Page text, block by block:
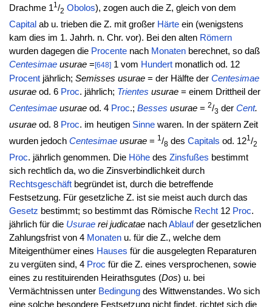
Drachme 11/2 Obolos), zogen auch die Z, gleich von dem
Capital ab u. trieben die Z. mit großer Härteein (wenigstens
kam dies im 1. Jahrh. n. Chr. vor). Bei den alten Römern
wurden dagegen die Procentenach Monatenberechnet, so daß
Centesimaeusurae= [648]1 vom Hundertmonatlich od. 12
Procentjährlich; Semisses usurae= der Hälfte der Centesimae
usuraeod. 6 Proc. jährlich; Trientes usurae= einem Drittheil der
Centesimaeusuraeod. 4 Proc.; Besses usurae= 2/3 der Cent.
usuraeod. 8 Proc. im heutigen Sinnewaren. In der spätern Zeit
wurden jedoch Centesimaeusurae= 1/8 des Capitals od. 121/2
Proc. jährlich genommen. Die Höhedes Zinsfußes bestimmt
sich rechtlich da, wo die Zinsverbindlichkeit durch
Rechtsgeschäftbegründet ist, durch die betreffende
Festsetzung. Für gesetzliche Z. ist sie meist auch durch das
Gesetz bestimmt; so bestimmt das Römische Recht12 Proc.
jährlich für die Usuraerei judicataenachAblaufder gesetzlichen
Zahlungsfrist von 4 Monatenu. für die Z., welche dem
Miteigenthümer eines Hauses für die ausgelegten Reparaturen
zu vergüten sind, 4 Proc für die Z. eines versprochenen, sowie
eines zu restituirenden Heirathsgutes (Dos) u. bei
Vermächtnissen unter Bedingungdes Wittwenstandes. Wo sich
eine solche besondere Festsetzung nicht findet, richtet sich die